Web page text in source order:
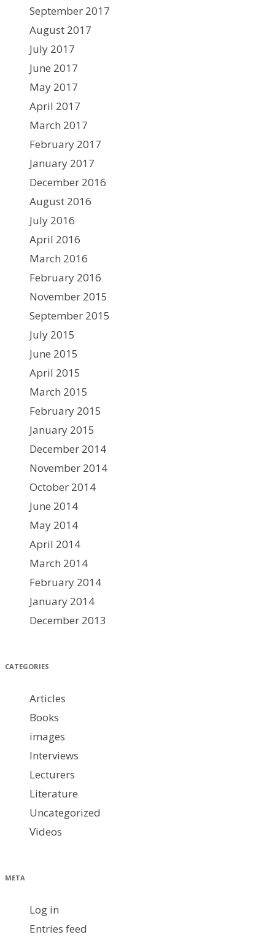
September 2017
August 2017
July 2017
June 2017
May 2017
April 2017
March 2017
February 2017
January 2017
December 2016
August 2016
July 2016
April 2016
March 2016
February 2016
November 2015
September 2015
July 2015
June 2015
April 2015
March 2015
February 2015
January 2015
December 2014
November 2014
October 2014
June 2014
May 2014
April 2014
March 2014
February 2014
January 2014
December 2013
CATEGORIES
Articles
Books
images
Interviews
Lecturers
Literature
Uncategorized
Videos
META
Log in
Entries feed